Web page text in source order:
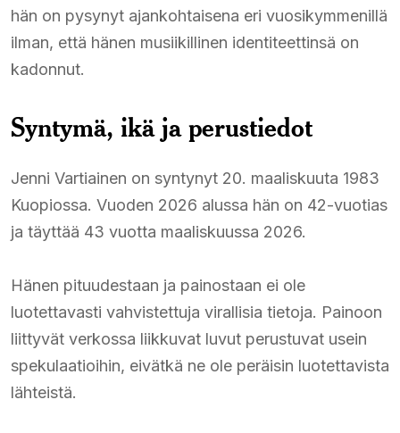
hän on pysynyt ajankohtaisena eri vuosikymmenillä
ilman, että hänen musiikillinen identiteettinsä on
kadonnut.
Syntymä, ikä ja perustiedot
Jenni Vartiainen on syntynyt 20. maaliskuuta 1983
Kuopiossa. Vuoden 2026 alussa hän on 42-vuotias
ja täyttää 43 vuotta maaliskuussa 2026.
Hänen pituudestaan ja painostaan ei ole
luotettavasti vahvistettuja virallisia tietoja. Painoon
liittyvät verkossa liikkuvat luvut perustuvat usein
spekulaatioihin, eivätkä ne ole peräisin luotettavista
lähteistä.